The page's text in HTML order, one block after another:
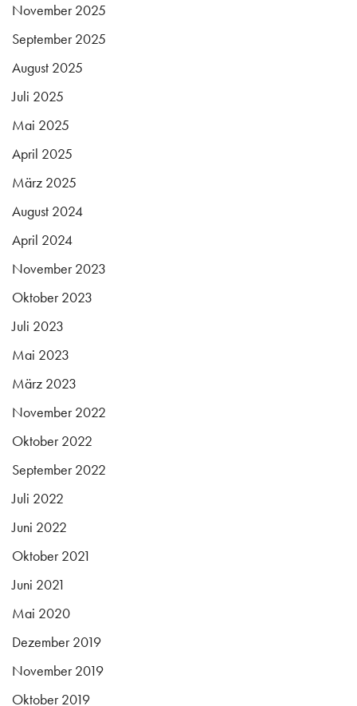
November 2025
September 2025
August 2025
Juli 2025
Mai 2025
April 2025
März 2025
August 2024
April 2024
November 2023
Oktober 2023
Juli 2023
Mai 2023
März 2023
November 2022
Oktober 2022
September 2022
Juli 2022
Juni 2022
Oktober 2021
Juni 2021
Mai 2020
Dezember 2019
November 2019
Oktober 2019